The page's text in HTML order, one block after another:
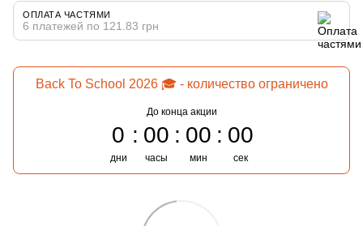
ОПЛАТА ЧАСТЯМИ
6 платежей по 121.83 грн
Back To School 2026 🎓 - количество ограничено
До конца акции
0
дни
00
часы
00
мин
00
сек